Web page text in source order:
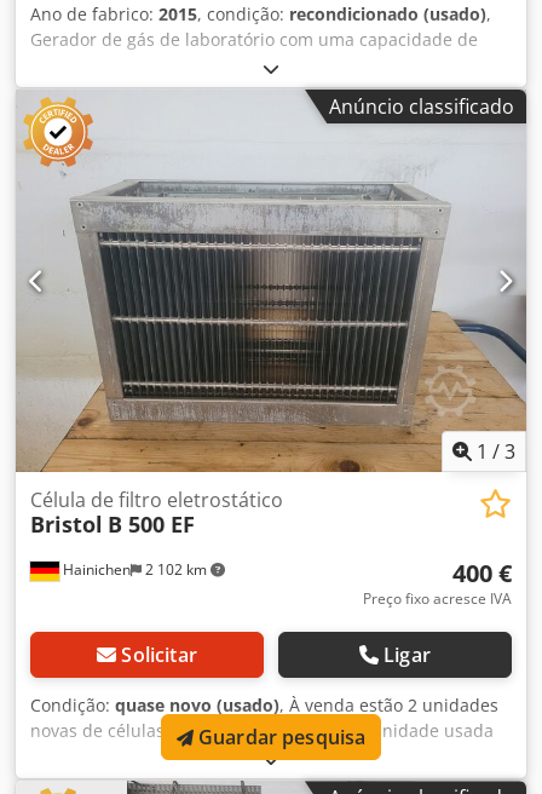
Ano de fabrico: 2015, condição: recondicionado (usado),
Gerador de gás de laboratório com uma capacidade de
12,5 litros/minuto e uma pureza de 0,5 % de oxigénio
residual. O sistema foi completamente revisto por nós,
Airtech Stickstoff GmbH, como parceiro autorizado da
Parker. Também podemos assumir o serviço por si.
Chodpfxen R Naus An Isa
Anúncio classificado
1 /3
Hainichen 2 102 km
Célula de filtro eletrostático
Bristol B 500 EF
400 €
Preço fixo acresce IVA
Solicitar Ligar
Condição: quase novo (usado), À venda estão 2 unidades
novas de células de filtro eletrostático e 1 unidade usada
da marca Bristol para o modelo B 500 EF. Área de filtração:
3 m^3 Distância entre placas: 6 mm Peso da célula: 5 kg
Guardar pesquisa